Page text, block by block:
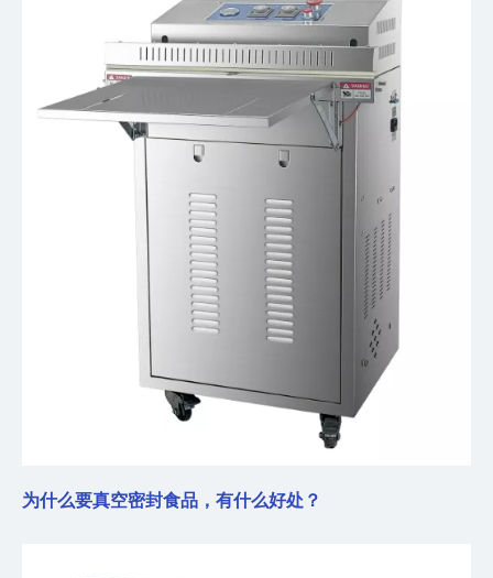
为什么要真空密封食品，有什么好处？